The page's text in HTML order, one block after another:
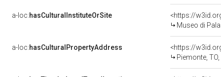
a-loc:hasCulturalInstituteOrSite
<https://
Museo di
a-loc:hasCulturalPropertyAddress
<https://
Piemonte,